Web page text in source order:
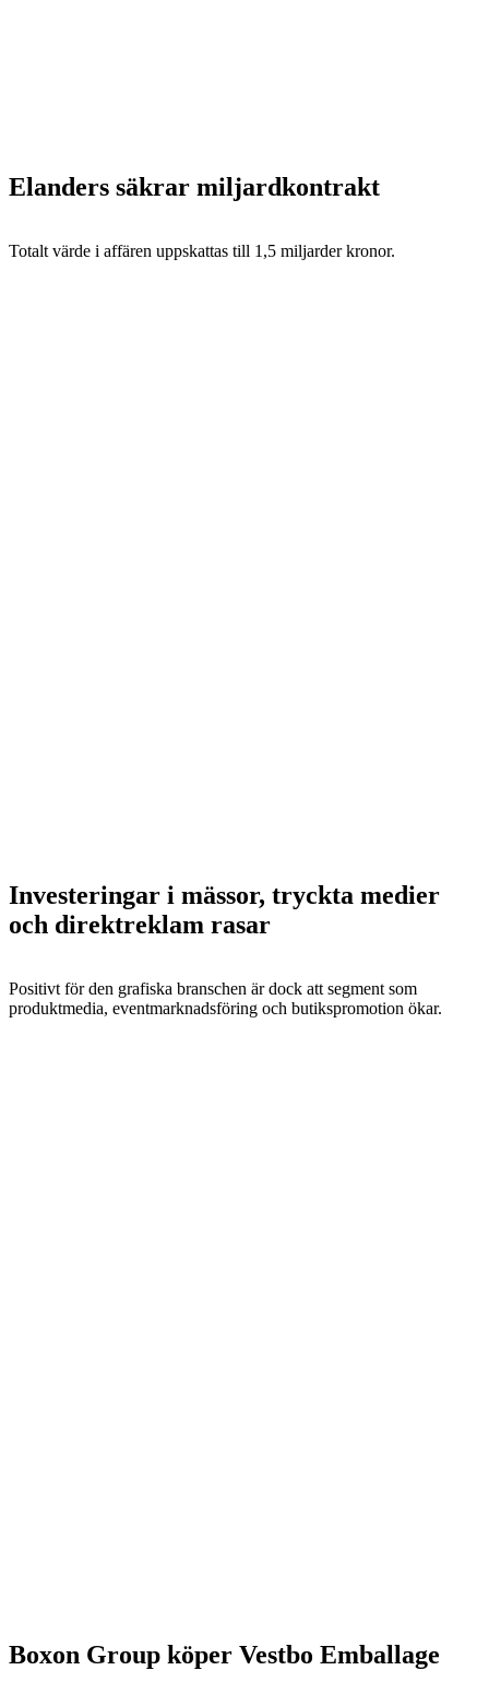
Elanders säkrar miljardkontrakt
Totalt värde i affären uppskattas till 1,5 miljarder kronor.
Investeringar i mässor, tryckta medier
och direktreklam rasar
Positivt för den grafiska branschen är dock att segment som
produktmedia, eventmarknadsföring och butikspromotion ökar.
Boxon Group köper Vestbo Emballage